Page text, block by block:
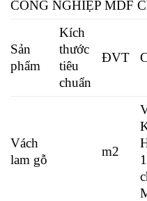
CÔNG NGHIỆP MDF
Sản
phẩm
Kích
thước
tiêu
chuẩn
ĐVT
Vách
lam gỗ
m2